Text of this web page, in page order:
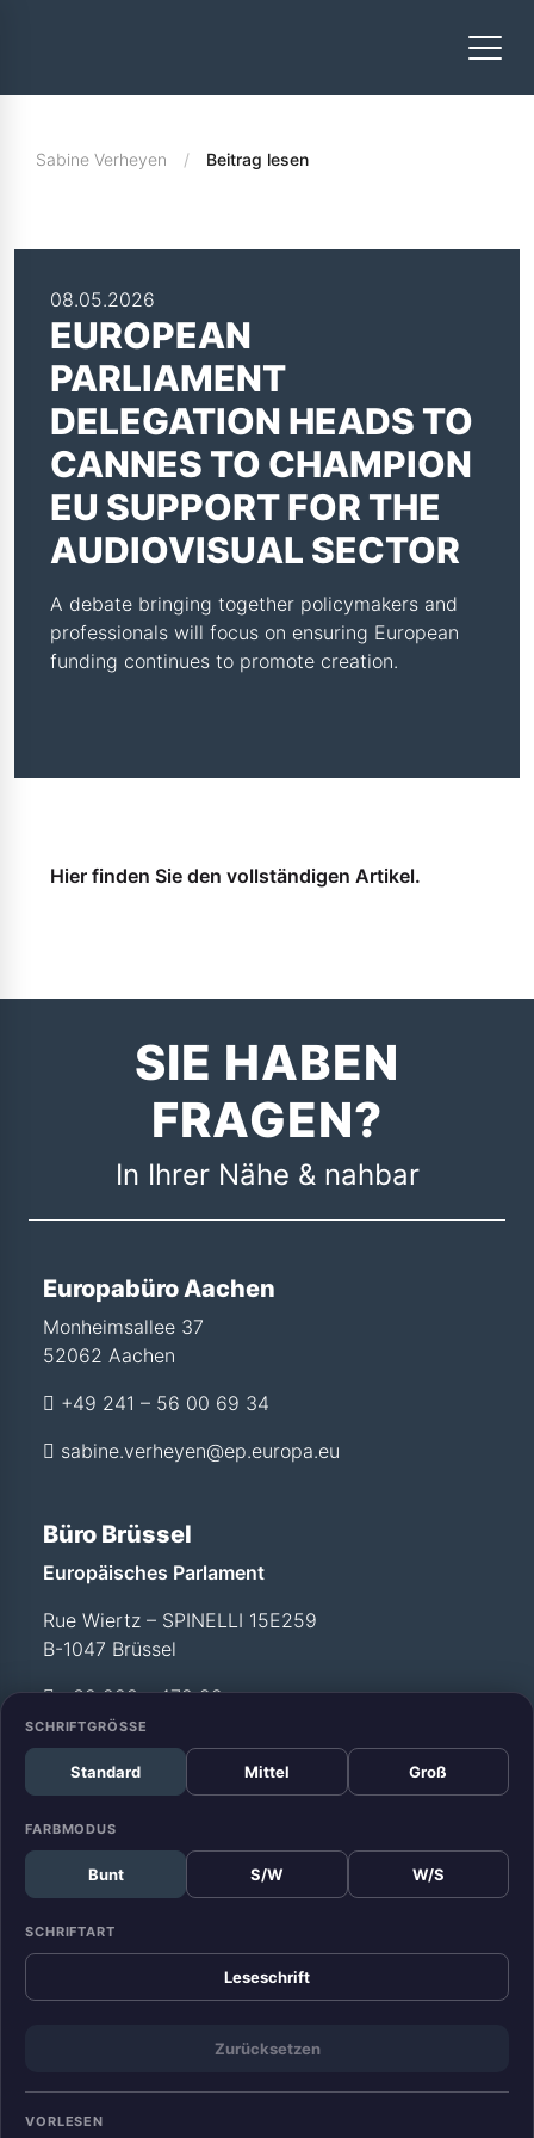
SCHRIFTGRÖSSE
Standard Mittel Groß
FARBMODUS
Bunt S/W W/S
SCHRIFTART
Leseschrift
Zurücksetzen
VORLESEN
Sabine Verheyen Beitrag lesen
08.05.2026
EUROPEAN
PARLIAMENT
DELEGATION HEADS TO
CANNES TO CHAMPION
EU SUPPORT FOR THE
AUDIOVISUAL SECTOR
A debate bringing together policymakers and
professionals will focus on ensuring European
funding continues to promote creation.
Hier finden Sie den vollständigen Artikel.
SIE HABEN
FRAGEN?
In Ihrer Nähe & nahbar
Europabüro Aachen
Monheimsallee 37
52062 Aachen
+49 241 – 56 00 69 34
sabine.verheyen@ep.europa.eu
Büro Brüssel
Europäisches Parlament
Rue Wiertz – SPINELLI 15E259
B-1047 Brüssel
+32 228 - 472 99
Büro Straßburg
Europäisches Parlament
Allée du Printemps –
WEISS T12 029
F-67070 Straßburg
+33 388 - 17 52 99